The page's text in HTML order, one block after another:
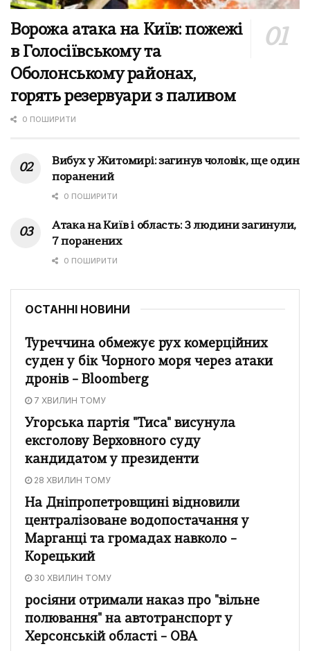
Ворожа атака на Київ: пожежі
в Голосіївському та
Оболонському районах,
горять резервуари з паливом
0 ПОШИРИТИ
Вибух у Житомирі: загинув чоловік, ще один
поранений
0 ПОШИРИТИ
Атака на Київ і область: 3 людини загинули,
7 поранених
0 ПОШИРИТИ
ОСТАННІ НОВИНИ
Туреччина обмежує рух комерційних
суден у бік Чорного моря через атаки
дронів – Bloomberg
7 ХВИЛИН ТОМУ
Угорська партія "Тиса" висунула
ексголову Верховного суду
кандидатом у президенти
28 ХВИЛИН ТОМУ
На Дніпропетровщині відновили
централізоване водопостачання у
Марганці та громадах навколо –
Корецький
30 ХВИЛИН ТОМУ
росіяни отримали наказ про "вільне
полювання" на автотранспорт у
Херсонській області – ОВА